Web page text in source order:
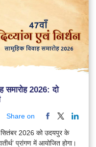
समारोह 2026: दो
Share on
सितंबर 2026 को उदयपुर के
प्रांगण में आयोजित होगा।